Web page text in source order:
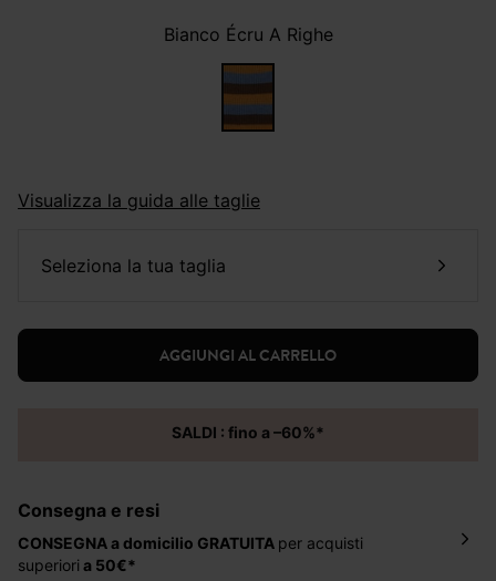
Bianco Écru A Righe
Visualizza la guida alle taglie
seleziona la tua taglia
AGGIUNGI AL CARRELLO
SALDI : fino a –60%*
Consegna e resi
CONSEGNA a domicilio GRATUITA per acquisti
superiori a 50€*